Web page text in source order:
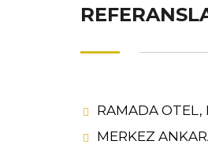
RAMADA OTEL,
MERKEZ